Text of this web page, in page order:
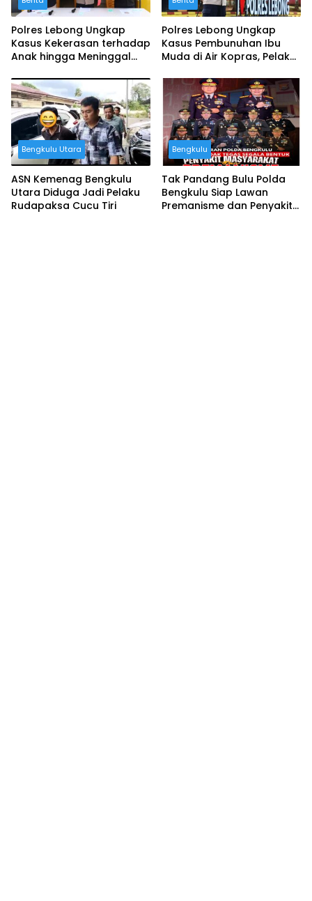
Polres Lebong Ungkap
Kasus Kekerasan terhadap
Anak hingga Meninggal
Diamankan
Polres Lebong Ungkap
Kasus Pembunuhan Ibu
Muda di Air Kopras, Pelaku
Bengkulu Utara
ASN Kemenag Bengkulu
Utara Diduga Jadi Pelaku
Rudapaksa Cucu Tiri
Bengkulu
Tak Pandang Bulu Polda
Bengkulu Siap Lawan
Premanisme dan Penyakit